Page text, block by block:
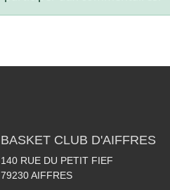
BASKET CLUB D'AIFFRES
140 RUE DU PETIT FIEF
79230 AIFFRES